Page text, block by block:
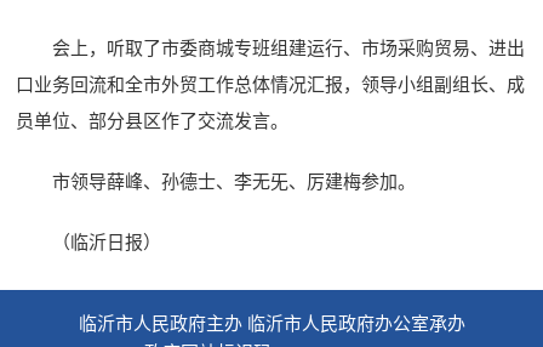
会上，听取了市委商城专班组建运行、市场采购贸易、进出
口业务回流和全市外贸工作总体情况汇报，领导小组副组长、成
员单位、部分县区作了交流发言。
市领导薛峰、孙德士、李无旡、厉建梅参加。
（临沂日报）
临沂市人民政府主办 临沂市人民政府办公室承办